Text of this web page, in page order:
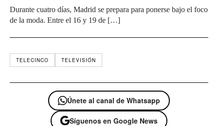
Durante cuatro días, Madrid se prepara para ponerse bajo el foco
de la moda. Entre el 16 y 19 de […]
TELECINCO TELEVISIÓN
Únete al canal de Whatsapp
Síguenos en Google News